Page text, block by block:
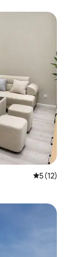
5 out of 5
5 (12)